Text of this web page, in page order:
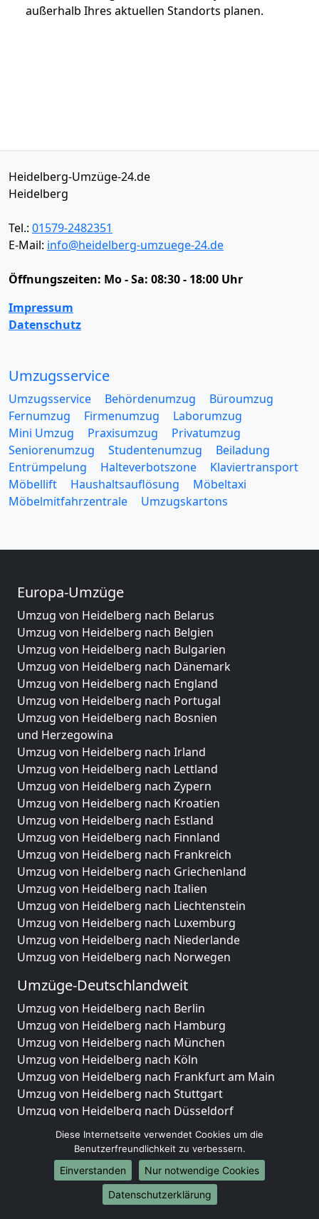
außerhalb Ihres aktuellen Standorts planen.
Heidelberg-Umzüge-24.de
Heidelberg
Tel.: 01579-2482351
E-Mail: info@heidelberg-umzuege-24.de
Öffnungszeiten: Mo - Sa: 08:30 - 18:00 Uhr
Impressum
Datenschutz
Umzugsservice
Umzugsservice Behördenumzug
Büroumzug
Fernumzug
Firmenumzug
Laborumzug
Mini Umzug
Praxisumzug
Privatumzug
Seniorenumzug
Studentenumzug
Beiladung
Entrümpelung
Halteverbotszone
Klaviertransport
Möbellift
Haushaltsauflösung
Möbeltaxi
Möbelmitfahrzentrale
Umzugskartons
Europa-Umzüge
Umzug von Heidelberg nach Belarus
Umzug von Heidelberg nach Belgien
Umzug von Heidelberg nach Bulgarien
Umzug von Heidelberg nach Dänemark
Umzug von Heidelberg nach England
Umzug von Heidelberg nach Portugal
Umzug von Heidelberg nach Bosnien
und Herzegowina
Umzug von Heidelberg nach Irland
Umzug von Heidelberg nach Lettland
Umzug von Heidelberg nach Zypern
Umzug von Heidelberg nach Kroatien
Umzug von Heidelberg nach Estland
Umzug von Heidelberg nach Finnland
Umzug von Heidelberg nach Frankreich
Umzug von Heidelberg nach Griechenland
Umzug von Heidelberg nach Italien
Umzug von Heidelberg nach Liechtenstein
Umzug von Heidelberg nach Luxemburg
Umzug von Heidelberg nach Niederlande
Umzug von Heidelberg nach Norwegen
Umzüge-Deutschlandweit
Umzug von Heidelberg nach Berlin
Umzug von Heidelberg nach Hamburg
Umzug von Heidelberg nach München
Umzug von Heidelberg nach Köln
Umzug von Heidelberg nach Frankfurt am Main
Umzug von Heidelberg nach Stuttgart
Umzug von Heidelberg nach Düsseldorf
Umzug von Heidelberg nach Leipzig
Umzug von Heidelberg nach Dortmund
Umzug von Heidelberg nach Essen
Umzug von Heidelberg nach Bremen
Umzug von Heidelberg nach Dresden
Diese Internetseite verwendet Cookies um die
Benutzerfreundlichkeit zu verbessern.
Einverstanden
Nur notwendige Cookies
Datenschutzerklärung